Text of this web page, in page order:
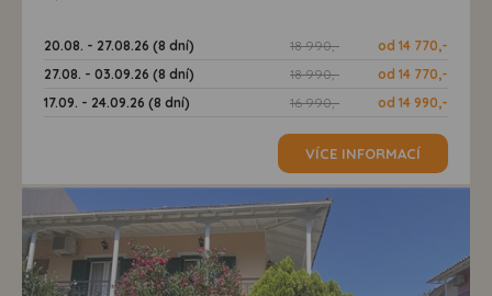
20.08. - 27.08.26 (8 dní) 18 990,-
od 14 770,-
27.08. - 03.09.26 (8 dní)
18 990,-
od 14 770,-
17.09. - 24.09.26 (8 dní)
16 990,- od 14 990,-
VÍCE INFORMACÍ